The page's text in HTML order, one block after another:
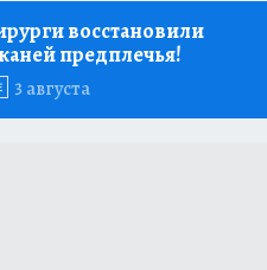
восстановили
предплечья!
3 августа